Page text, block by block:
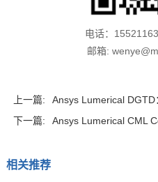
电话：
邮箱:
上一篇:
Ansys Lumerical DGTD
下一篇:
Ansys Lumerical CML
相关推荐